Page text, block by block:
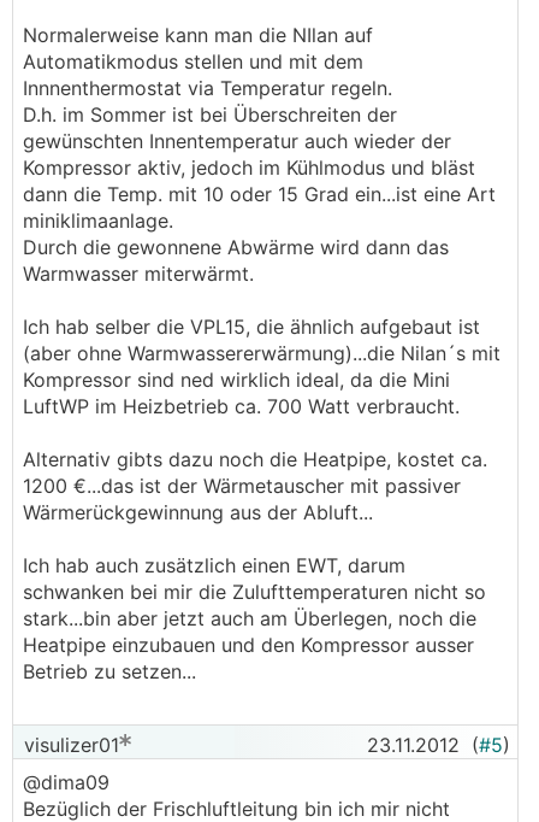
Normalerweise kann man die NIlan auf
Automatikmodus stellen und mit dem
Innnenthermostat via Temperatur regeln.
D.h. im Sommer ist bei Überschreiten der
gewünschten Innentemperatur auch wieder der
Kompressor aktiv, jedoch im Kühlmodus und bläst
dann die Temp. mit 10 oder 15 Grad ein...ist eine Art
miniklimaanlage.
Durch die gewonnene Abwärme wird dann das
Warmwasser miterwärmt.
Ich hab selber die VPL15, die ähnlich aufgebaut ist
(aber ohne Warmwassererwärmung)...die Nilan´s mit
Kompressor sind ned wirklich ideal, da die Mini
LuftWP im Heizbetrieb ca. 700 Watt verbraucht.
Alternativ gibts dazu noch die Heatpipe, kostet ca.
1200 €...das ist der Wärmetauscher mit passiver
Wärmerückgewinnung aus der Abluft...
Ich hab auch zusätzlich einen EWT, darum
schwanken bei mir die Zulufttemperaturen nicht so
stark...bin aber jetzt auch am Überlegen, noch die
Heatpipe einzubauen und den Kompressor ausser
Betrieb zu setzen...
visulizer01 23.11.2012 (#5)
@dima09
Bezüglich der Frischluftleitung bin ich mir nicht